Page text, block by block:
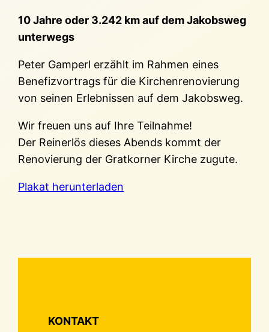
10 Jahre oder 3.242 km auf dem Jakobsweg
unterwegs
Peter Gamperl erzählt im Rahmen eines
Benefizvortrags für die Kirchenrenovierung
von seinen Erlebnissen auf dem Jakobsweg.
Wir freuen uns auf Ihre Teilnahme!
Der Reinerlös dieses Abends kommt der
Renovierung der Gratkorner Kirche zugute.
Plakat herunterladen
KONTAKT